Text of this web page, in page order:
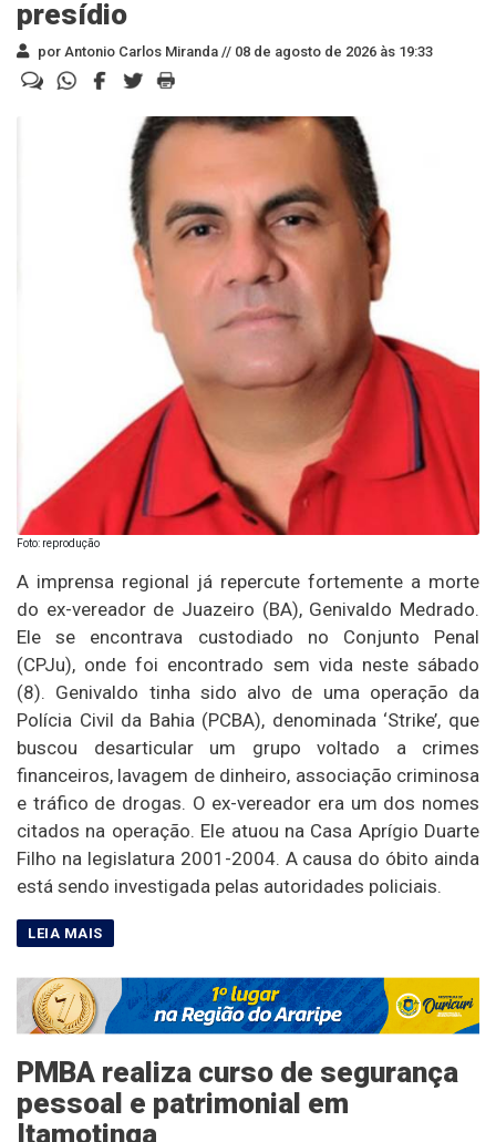
presídio
por Antonio Carlos Miranda // 08 de agosto de 2026 às 19:33
Foto: reprodução
A imprensa regional já repercute fortemente a morte
do ex-vereador de Juazeiro (BA), Genivaldo Medrado.
Ele se encontrava custodiado no Conjunto Penal
(CPJu), onde foi encontrado sem vida neste sábado
(8). Genivaldo tinha sido alvo de uma operação da
Polícia Civil da Bahia (PCBA), denominada ‘Strike’, que
buscou desarticular um grupo voltado a crimes
financeiros, lavagem de dinheiro, associação criminosa
e tráfico de drogas. O ex-vereador era um dos nomes
citados na operação. Ele atuou na Casa Aprígio Duarte
Filho na legislatura 2001-2004. A causa do óbito ainda
está sendo investigada pelas autoridades policiais.
PMBA realiza curso de segurança
pessoal e patrimonial em
Itamotinga